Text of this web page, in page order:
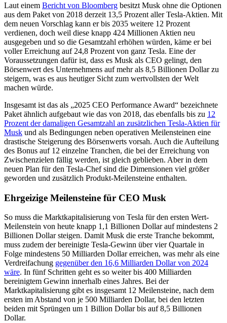
Laut einem Bericht von Bloomberg besitzt Musk ohne die Optionen
aus dem Paket von 2018 derzeit 13,5 Prozent aller Tesla-Aktien. Mit
dem neuen Vorschlag kann er bis 2035 weitere 12 Prozent
verdienen, doch weil diese knapp 424 Millionen Aktien neu
ausgegeben und so die Gesamtzahl erhöhen würden, käme er bei
voller Erreichung auf 24,8 Prozent von ganz Tesla. Eine der
Voraussetzungen dafür ist, dass es Musk als CEO gelingt, den
Börsenwert des Unternehmens auf mehr als 8,5 Billionen Dollar zu
steigern, was es aus heutiger Sicht zum wertvollsten der Welt
machen würde.
Insgesamt ist das als „2025 CEO Performance Award“ bezeichnete
Paket ähnlich aufgebaut wie das von 2018, das ebenfalls bis zu 12
Prozent der damaligen Gesamtzahl an zusätzlichen Tesla-Aktien für
Musk und als Bedingungen neben operativen Meilensteinen eine
drastische Steigerung des Börsenwerts vorsah. Auch die Aufteilung
des Bonus auf 12 einzelne Tranchen, die bei der Erreichung von
Zwischenzielen fällig werden, ist gleich geblieben. Aber in dem
neuen Plan für den Tesla-Chef sind die Dimensionen viel größer
geworden und zusätzlich Produkt-Meilensteine enthalten.
Ehrgeizige Meilensteine für CEO Musk
So muss die Marktkapitalisierung von Tesla für den ersten Wert-
Meilenstein von heute knapp 1,1 Billionen Dollar auf mindestens 2
Billionen Dollar steigen. Damit Musk die erste Tranche bekommt,
muss zudem der bereinigte Tesla-Gewinn über vier Quartale in
Folge mindestens 50 Milliarden Dollar erreichen, was mehr als eine
Verdreifachung gegenüber den 16,6 Milliarden Dollar von 2024
wäre. In fünf Schritten geht es so weiter bis 400 Milliarden
bereinigtem Gewinn innerhalb eines Jahres. Bei der
Marktkapitalisierung gibt es insgesamt 12 Meilensteine, nach dem
ersten im Abstand von je 500 Milliarden Dollar, bei den letzten
beiden mit Sprüngen um 1 Billion Dollar bis auf 8,5 Billionen
Dollar.